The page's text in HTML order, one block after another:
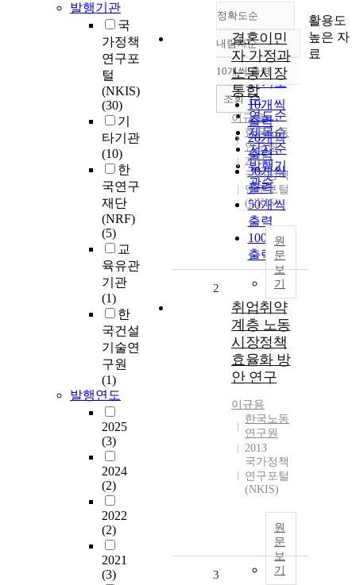
발행기관
국
가정책
연구포
털
(NKIS)
(30)
기
타기관
(10)
한
국연구
재단
(NRF)
(5)
교
육유관
기관
(1)
한
국건설
기술연
구원
(1)
발행연도
2025
(3)
2024
(2)
2022
(2)
2021
(3)
정확도순
정확도
순
인기도
순
연도순
제목순
저자순
발행기
관순
내림차순
내림차순
10개씩 출력
10개씩
출력
20개씩
출력
30개씩
출력
50개씩
출력
100개씩
출력
조회
결혼이민
자 가정과
노동시장
통합
이규용
한국노동
연구원
2011
국가정책
연구포털
(NKIS)
원
문
보
기
2
취업취약
계층 노동
시장정책
효율화 방
안 연구
이규용
한국노동
연구원
2013
국가정책
연구포털
(NKIS)
원
문
보
기
3
활용도
높은 자
료